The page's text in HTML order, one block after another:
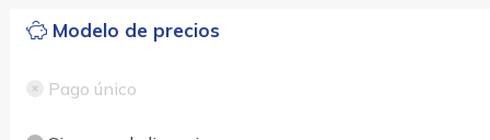
Modelo de precios
Pago único